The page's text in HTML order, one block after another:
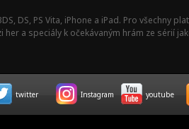
DS, PS Vita, iPhone a iPad. Pro všechny
a speciály k očekávaným hrám ze sérií
twitter Instagram youtube